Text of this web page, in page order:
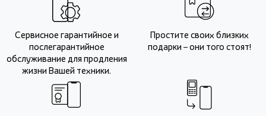
Сервисное гарантийное и
послегарантийное
обслуживание для продления
жизни Вашей техники.
Простите своих близких
подарки – они того стоят!